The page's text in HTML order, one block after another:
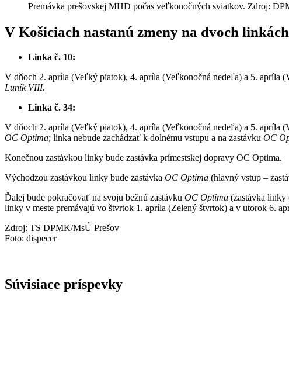
Premávka prešovskej MHD počas veľkonočných sviatkov. Zdroj:
V Košiciach nastanú zmeny na dvoch linkách
Linka č. 10:
V dňoch 2. apríla (Veľký piatok), 4. apríla (Veľkonočná nedeľa) a 5. apríla
Luník VIII.
Linka č. 34:
V dňoch 2. apríla (Veľký piatok), 4. apríla (Veľkonočná nedeľa) a 5. apríla
OC Optima; linka nebude zachádzať k dolnému vstupu a na zastávku OC
Konečnou zastávkou linky bude zastávka prímestskej dopravy OC Optima.
Východzou zastávkou linky bude zastávka OC Optima (hlavný vstup –
Ďalej bude pokračovať na svoju bežnú zastávku OC Optima (zastávka linky
linky v meste premávajú vo štvrtok 1. apríla (Zelený štvrtok) a v utorok 6.
Zdroj: TS DPMK/MsÚ Prešov
Foto: dispecer
Súvisiace príspevky